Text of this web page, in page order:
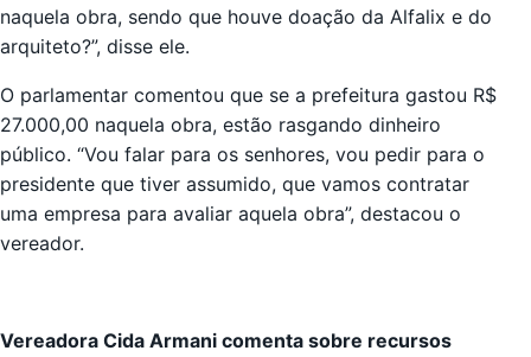
naquela obra, sendo que houve doação da Alfalix e do
arquiteto?”, disse ele.
O parlamentar comentou que se a prefeitura gastou R$
27.000,00 naquela obra, estão rasgando dinheiro
público. “Vou falar para os senhores, vou pedir para o
presidente que tiver assumido, que vamos contratar
uma empresa para avaliar aquela obra”, destacou o
vereador.
Vereadora Cida Armani comenta sobre recursos